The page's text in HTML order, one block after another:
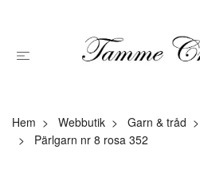
Hem Webbutik Garn & tråd
Pärlgarn nr 8 rosa 352